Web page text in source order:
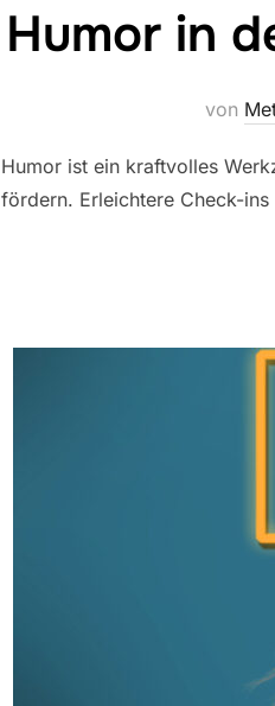
Humor in
von
Humor ist ein kraftvolles
fördern. Erleichtere Check-